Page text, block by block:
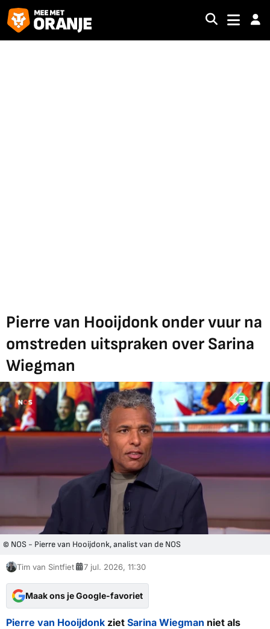
Pierre van Hooijdonk onder vuur na
omstreden uitspraken over Sarina
Wiegman
© NOS - Pierre van Hooijdonk, analist van de NOS
Tim van Sintfiet 7 jul. 2026, 11:30
Maak ons je Google-favoriet
Pierre van Hooijdonk ziet Sarina Wiegman niet als